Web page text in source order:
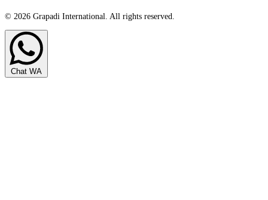
© 2026 Grapadi International. All rights reserved.
Chat WA